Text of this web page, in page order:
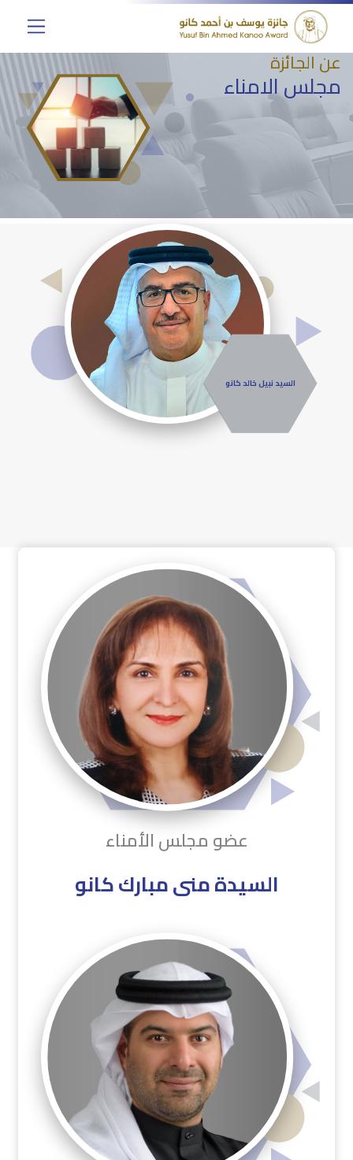
عن الجائزة
مجلس الامناء
السيد نبيل خالد كانو
عضو مجلس الأمناء
السيدة منى مبارك كانو